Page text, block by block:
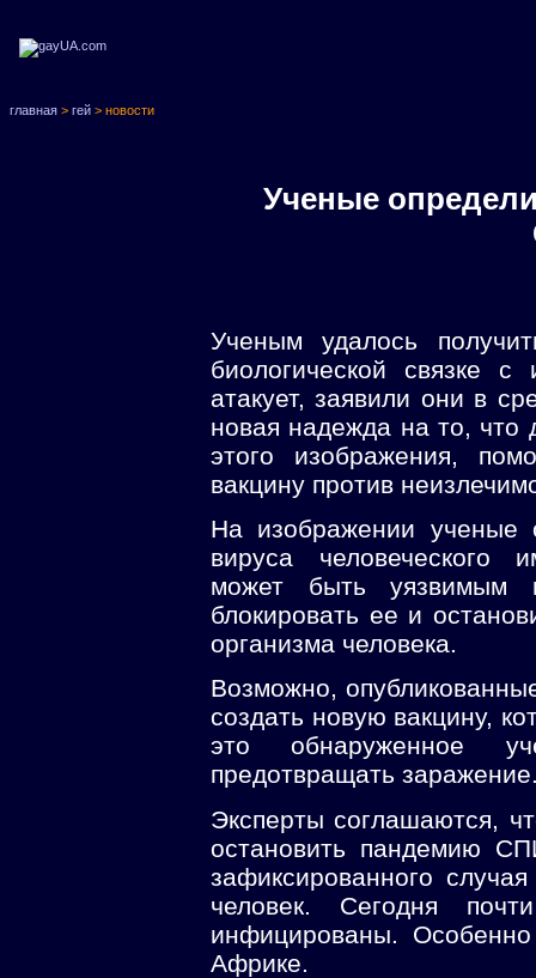
главная > гей > новости
Ученые
Ученым удалось
биологической связке
атакует, заявили они в
новая надежда на то,
этого изображения,
вакцину против
На изображении ученые
вируса человеческого
может быть уязвимым
блокировать ее и
организма человека.
Возможно,
создать новую вакцину,
это обнаруженное
предотвращать
Эксперты соглашаются,
остановить пандемию
зафиксированного
человек. Сегодня
инфицированы.
Африке.